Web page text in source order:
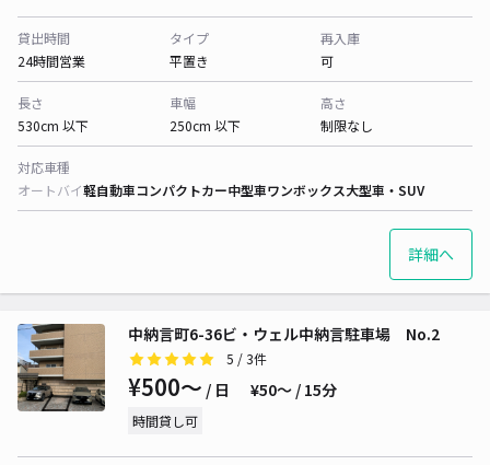
貸出時間
24時間営業
タイプ
平置き
再入庫
可
長さ
530cm 以下
車幅
250cm 以下
高さ
制限なし
対応車種
オートバイ軽自動車コンパクトカー中型車ワンボックス大型車・SUV
詳細へ
中納言町6-36ビ・ウェル中納言駐車場 No.2
5 / 3件
¥500〜 / 日 ¥50〜 / 15分
時間貸し可